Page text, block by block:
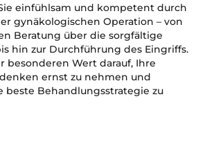
einfühlsam und kompetent durch
gynäkologischen Operation – von
Beratung über die sorgfältige
hin zur Durchführung des Eingriffs.
besonderen Wert darauf, Ihre
ernst zu nehmen und
beste Behandlungsstrategie zu